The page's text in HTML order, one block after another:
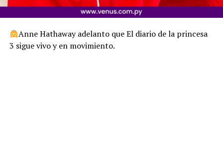
Anne Hathaway adelanto que El diario de la princesa
3 sigue vivo y en movimiento.